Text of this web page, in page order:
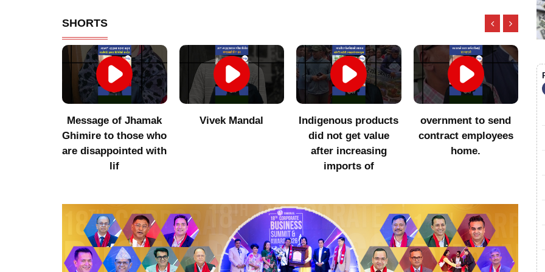
SHORTS
Message of Jhamak
Ghimire to those who
are disappointed with
lif
Vivek Mandal
Indigenous products
did not get value
after increasing
imports of
overnment to send
contract employees
home.